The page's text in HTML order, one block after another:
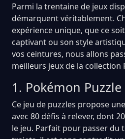
Parmi la trentaine de jeux
démarquent véritablement.
expérience unique, que ce
captivant ou son style
vos ceintures, nous allons
meilleurs jeux de la collection
1. Pokémon
Ce jeu de puzzles propose
avec 80 défis à relever, dont
le jeu. Parfait pour passer du